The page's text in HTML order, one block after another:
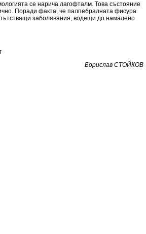
се нарича лагофталм. Това състояние
Поради факта, че палпебралната фисура
заболявания, водещи до намалено
Борислав СТОЙКОВ